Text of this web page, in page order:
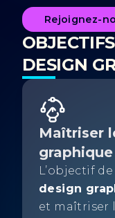
Rejoignez-
DESIGN
Maîtriser
graphique
L’objectif
design
et maîtriser